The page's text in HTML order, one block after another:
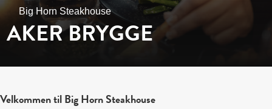
Big Horn Steakhouse
AKER BRYGGE
Velkommen til Big Horn Steakhouse